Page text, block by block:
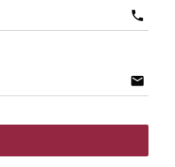
call
email